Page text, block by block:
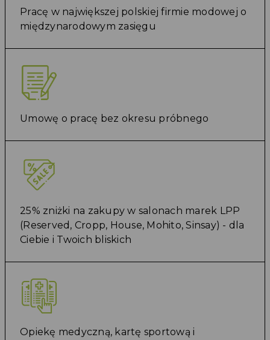
Pracę w największej polskiej firmie modowej o
międzynarodowym zasięgu
Umowę o pracę bez okresu próbnego
25% zniżki na zakupy w salonach marek LPP
(Reserved, Cropp, House, Mohito, Sinsay) - dla
Ciebie i Twoich bliskich
Opiekę medyczną, kartę sportową i